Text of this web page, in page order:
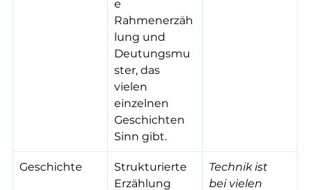
e
Rahmenerzäh
lung und
Deutungsmu
ster, das
vielen
einzelnen
Geschichten
Sinn gibt.
Geschichte
Strukturierte
Erzählung
Technik ist
bei vielen